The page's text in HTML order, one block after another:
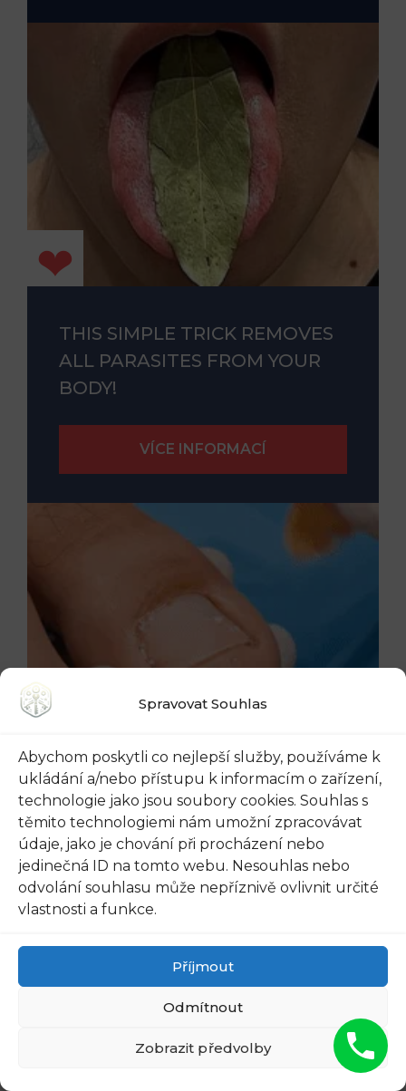
Spravovat Souhlas
Abychom poskytli co nejlepší služby, používáme k
ukládání a/nebo přístupu k informacím o zařízení,
technologie jako jsou soubory cookies. Souhlas s
těmito technologiemi nám umožní zpracovávat
údaje, jako je chování při procházení nebo
jedinečná ID na tomto webu. Nesouhlas nebo
odvolání souhlasu může nepříznivě ovlivnit určité
vlastnosti a funkce.
Příjmout
Odmítnout
Zobrazit předvolby
THIS SIMPLE TRICK REMOVES
ALL PARASITES FROM YOUR
BODY!
FUNGUS DRIES UP AND FALLS
OFF AFTER THE FIRST USE